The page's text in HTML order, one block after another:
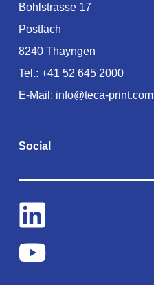
Bohlstrasse 17
Postfach
8240 Thayngen
Tel.: +41 52 645 2000
E-Mail: info@teca-print.com
Social